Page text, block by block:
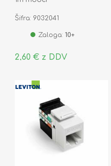
Šifra: 9032041
Zaloga: 10+
2,60 € z DDV